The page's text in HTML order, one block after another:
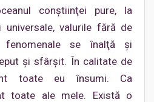
conştiinţei pure, la
universale, valurile fără de
se înalţă şi
şi sfârşit. În calitate de
toate eu însumi. Ca
toate ale mele. Există o